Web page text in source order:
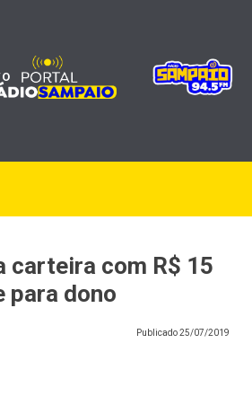
carteira com R$ 15
para dono
Publicado25/07/2019